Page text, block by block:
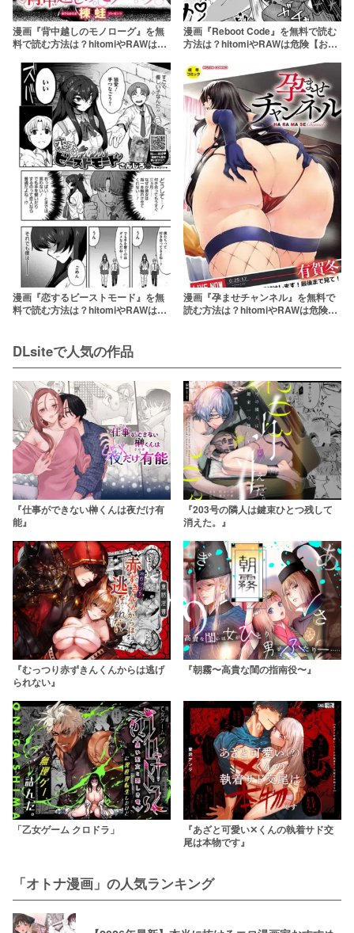
漫画『背中越しのモノローグ』を無
料で読む方法は？hitomiやRAWは危
漫画『Reboot Code』を無料で読む
方法は？hitomiやRAWは危険【おも
漫画『恋するビーストモード』を無
料で読む方法は？hitomiやRAWは危
漫画『孕ませチャンネル』を無料で
読む方法は？hitomiやRAWは危険
DLsiteで人気の作品
『仕事ができない榊くんは夜だけ有
能』
『203号の隣人は鍵束ひとつ残して
消えた。』
『むっつり赤ずきんくんからは逃げ
られない』
『朝霧〜高貴な閨の指南役〜』
「乙女ゲーム クロドラ」
『あざと可愛い✕くんの執着サド交
尾は本物です』
「オトナ漫画」の人気ランキング